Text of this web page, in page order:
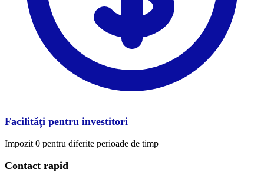
Facilități pentru investitori
Impozit 0 pentru diferite perioade de timp
Contact rapid